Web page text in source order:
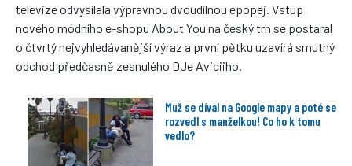
televize odvysílala výpravnou dvoudílnou epopej. Vstup
nového módního e-shopu About You na český trh se postaral
o čtvrtý nejvyhledávanější výraz a první pětku uzavírá smutný
odchod předčasně zesnulého DJe Aviciiho.
Muž se díval na Google mapy a poté se
rozvedl s manželkou! Co ho k tomu
vedlo?